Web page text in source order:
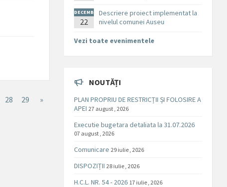
28 29 »
DECEMB
RIE
22
Descriere proiect implementat la
nivelul comunei Auseu
Vezi toate evenimentele
NOUTĂȚI
PLAN PROPRIU DE RESTRICȚII ȘI FOLOSIRE A
APEI 27 august , 2026
Executie bugetara detaliata la 31.07.2026
07 august , 2026
Comunicare 29 iulie , 2026
DISPOZIȚII 28 iulie , 2026
H.C.L. NR. 54 - 2026 17 iulie , 2026